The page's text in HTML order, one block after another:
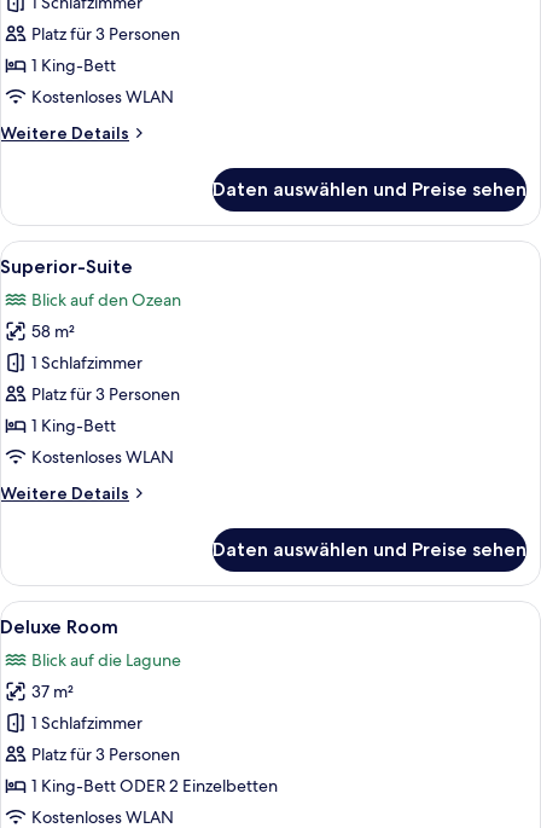
anzeigen
Platz für 3 Personen
1 King-Bett
Kostenloses WLAN
Weitere Details
Weitere
Room
Daten auswählen und Preise sehen
Alle
Fotos
für
Superior-
Suite
anzeigen
Ein Schlafzimmer mit einem großen
9
Superior-Suite
Blick auf den Ozean
58 m²
1 Schlafzimmer
Platz für 3 Personen
1 King-Bett
Kostenloses WLAN
Weitere Details
Weitere
Suite
Daten auswählen und Preise sehen
Alle
Fotos
für
Deluxe
Room
anzeigen
Ein Hotelzimmer mit zwei Betten,
5
Deluxe Room
Blick auf die Lagune
37 m²
1 Schlafzimmer
Platz für 3 Personen
1 King-Bett ODER 2 Einzelbetten
Kostenloses WLAN